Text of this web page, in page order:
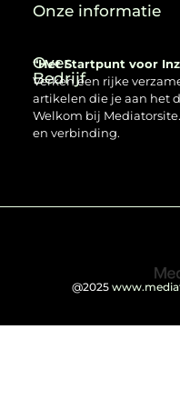
Over
Bedrijf
“Het Startpunt voor
Verken een rijke
artikelen die je aan het
Welkom bij
en verbinding.
Onze informatie
@2025